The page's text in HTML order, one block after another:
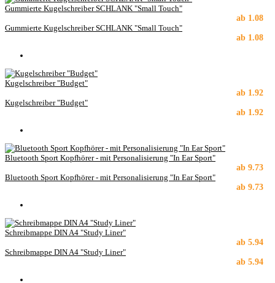
Gummierte Kugelschreiber SCHLANK "Small Touch"
ab 1.08
Gummierte Kugelschreiber SCHLANK "Small Touch"
ab 1.08
Kugelschreiber "Budget"
ab 1.92
Kugelschreiber "Budget"
ab 1.92
Bluetooth Sport Kopfhörer - mit Personalisierung "In Ear Sport"
ab 9.73
Bluetooth Sport Kopfhörer - mit Personalisierung "In Ear Sport"
ab 9.73
Schreibmappe DIN A4 "Study Liner"
ab 5.94
Schreibmappe DIN A4 "Study Liner"
ab 5.94